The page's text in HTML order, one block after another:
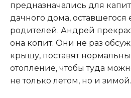
предназначались для
дачного дома, оставшегося
родителей. Андрей
она копит. Они не раз
крышу, поставят
отопление, чтобы туда
не только летом, но и зимой.